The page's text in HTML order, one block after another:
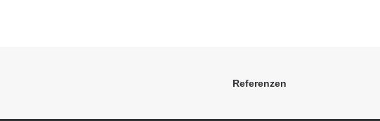
Referenzen